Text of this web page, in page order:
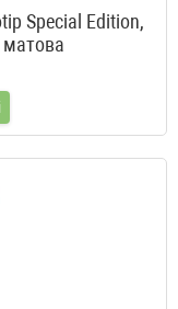
Special Edition,